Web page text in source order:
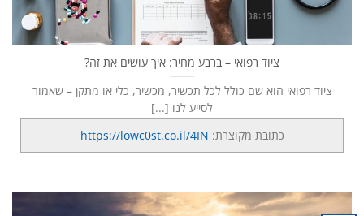
ציוד רפואי – ברבע מחיר: איך עושים את זה?
ציוד רפואי הוא שם כולל לכל תכשיר, מכשיר, כלי או מתקן – שאמור
לסייע לנו [...]
כתובת מקוצרת: https://lowc0st.co.il/4IN